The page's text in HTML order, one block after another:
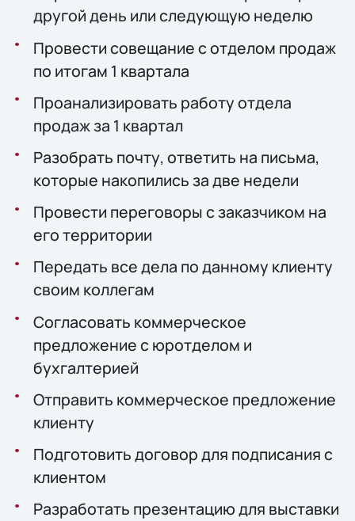
другой день или следующую неделю
Провести совещание с отделом продаж
по итогам 1 квартала
Проанализировать работу отдела
продаж за 1 квартал
Разобрать почту, ответить на письма,
которые накопились за две недели
Провести переговоры с заказчиком на
его территории
Передать все дела по данному клиенту
своим коллегам
Согласовать коммерческое
предложение с юротделом и
бухгалтерией
Отправить коммерческое предложение
клиенту
Подготовить договор для подписания с
клиентом
Разработать презентацию для выставки